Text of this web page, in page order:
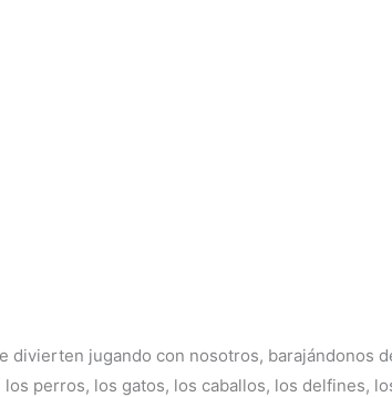
jugando con nosotros, barajándonos
perros, los gatos, los caballos, los delfines,